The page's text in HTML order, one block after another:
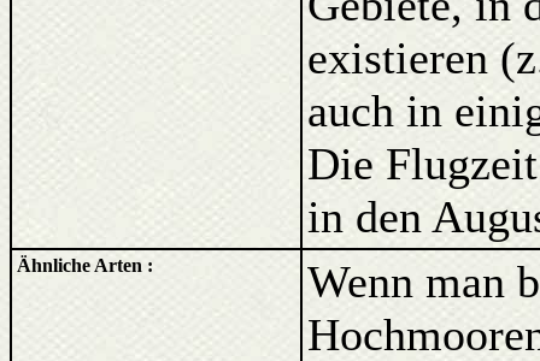
existieren
auch in
Die
in den
Ähnliche Arten :
Wenn man